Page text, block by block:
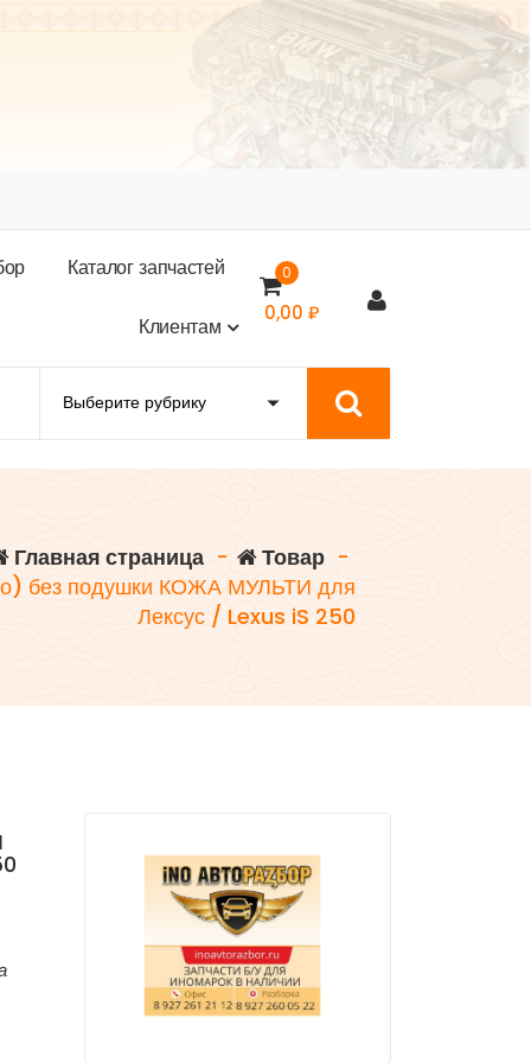
ор Каталогзапчастей
Клиентам
0
0,00 ₽
Главная страница - Товар -
без подушки КОЖА МУЛЬТИ для
Лексус / Lexus iS 250